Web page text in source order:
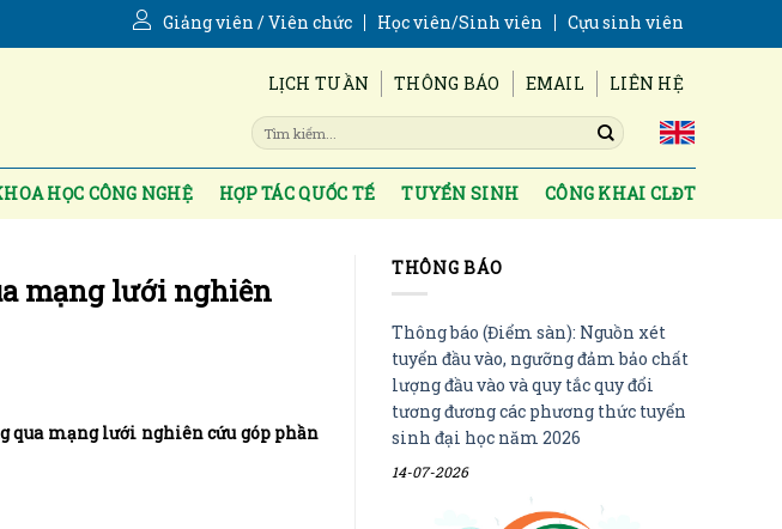
Giảng viên / Viên chức Học viên/Sinh viên Cựu sinh viên
LỊCH TUẦN THÔNG BÁO EMAIL LIÊN HỆ
HỌC CÔNG NGHỆ HỢP TÁC QUỐC TẾ TUYỂN SINH CÔNG KHAI CLĐT
mạng lưới nghiên
qua mạng lưới nghiên cứu góp phần
THÔNG BÁO
Thông báo (Điểm sàn): Nguồn xét
tuyển đầu vào, ngưỡng đảm bảo chất
lượng đầu vào và quy tắc quy đổi
tương đương các phương thức tuyển
sinh đại học năm 2026
14-07-2026